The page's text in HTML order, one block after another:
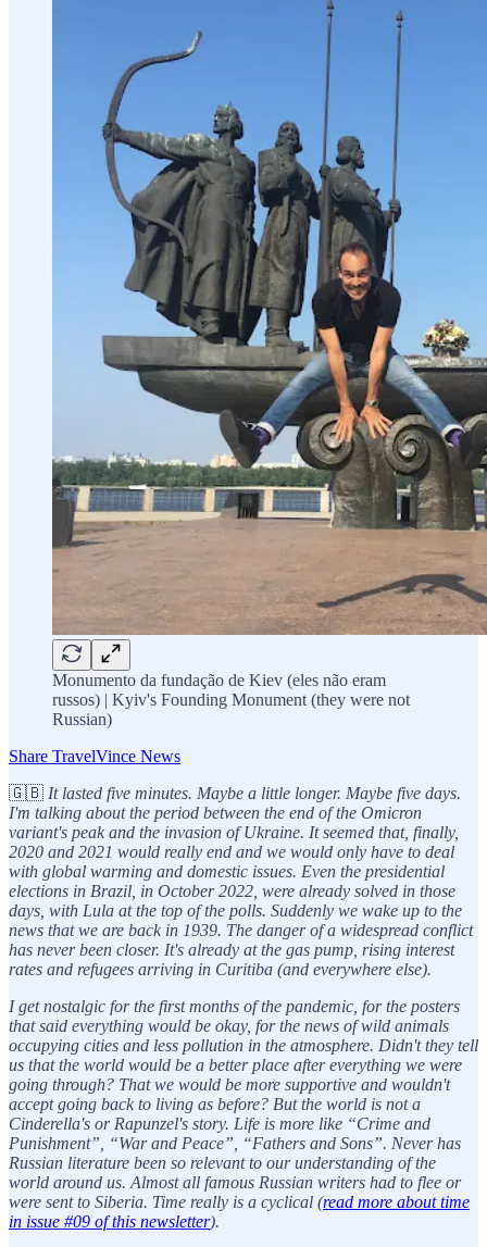
Monumento da fundação de Kiev (eles não eram
russos) | Kyiv's Founding Monument (they were not
Russian)
Share TravelVince News
🇬🇧 It lasted five minutes. Maybe a little longer. Maybe five days.
I'm talking about the period between the end of the Omicron
variant's peak and the invasion of Ukraine. It seemed that, finally,
2020 and 2021 would really end and we would only have to deal
with global warming and domestic issues. Even the presidential
elections in Brazil, in October 2022, were already solved in those
days, with Lula at the top of the polls. Suddenly we wake up to the
news that we are back in 1939. The danger of a widespread conflict
has never been closer. It's already at the gas pump, rising interest
rates and refugees arriving in Curitiba (and everywhere else).
I get nostalgic for the first months of the pandemic, for the posters
that said everything would be okay, for the news of wild animals
occupying cities and less pollution in the atmosphere. Didn't they tell
us that the world would be a better place after everything we were
going through? That we would be more supportive and wouldn't
accept going back to living as before? But the world is not a
Cinderella's or Rapunzel's story. Life is more like “Crime and
Punishment”, “War and Peace”, “Fathers and Sons”. Never has
Russian literature been so relevant to our understanding of the
world around us. Almost all famous Russian writers had to flee or
were sent to Siberia. Time really is a cyclical (read more about time
in issue #09 of this newsletter).